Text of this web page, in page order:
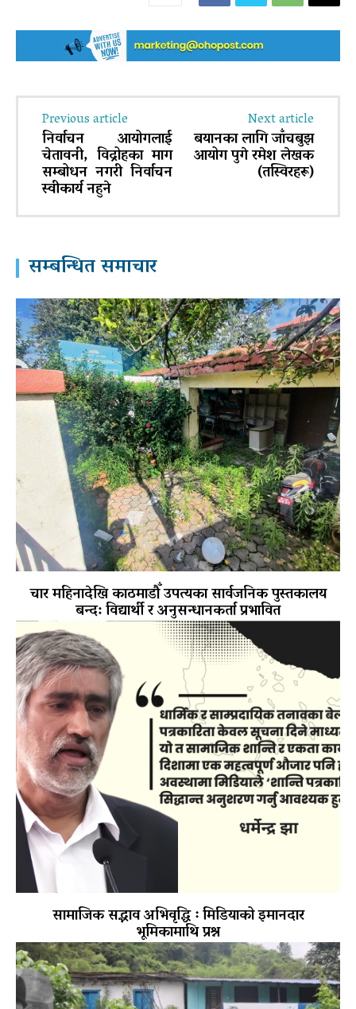
Previous article
निर्वाचन आयोगलाई
चेतावनी, विद्रोहका माग
सम्बोधन नगरी निर्वाचन
स्वीकार्य नहुने
Next article
बयानका लागि जाँचबुझ
आयोग पुगे रमेश लेखक
(तस्विरहरू)
सम्बन्धित समाचार
चार महिनादेखि काठमाडौँ उपत्यका सार्वजनिक पुस्तकालय
बन्द: विद्यार्थी र अनुसन्धानकर्ता प्रभावित
सामाजिक सद्भाव अभिवृद्धि ः मिडियाको इमानदार
भूमिकामाथि प्रश्न